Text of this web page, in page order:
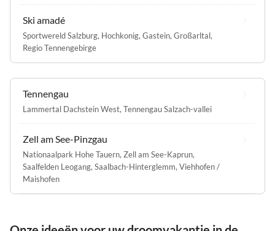
Ski amadé
Sportwereld Salzburg, Hochkonig, Gastein, Großarltal,
Regio Tennengebirge
Tennengau
Lammertal Dachstein West, Tennengau Salzach-vallei
Zell am See-Pinzgau
Nationaalpark Hohe Tauern, Zell am See-Kaprun,
Saalfelden Leogang, Saalbach-Hinterglemm, Viehhofen /
Maishofen